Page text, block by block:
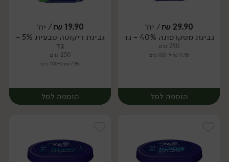
יח׳ יח׳
29.90
₪/ יח׳
גבינת מסקרפונה 40% - גד
250 גרם
11.96 ₪ ל-100 גרם
הוספה לסל
19.90
₪/ יח׳
גבינת ריקוטה טבעית 5% -
גד
250 גרם
7.96 ₪ ל-100 גרם
הוספה לסל